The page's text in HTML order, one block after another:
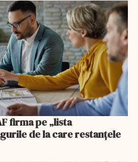
firma pe „lista
de la care restanțele